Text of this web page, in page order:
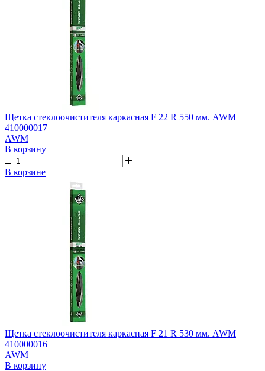
Щетка стеклоочистителя каркасная F 22 R 550 мм. AWM
410000017
AWM
В корзину
В корзине
Щетка стеклоочистителя каркасная F 21 R 530 мм. AWM
410000016
AWM
В корзину